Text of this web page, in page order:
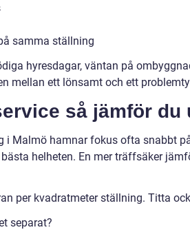
samma ställning
hyresdagar, väntan på
mellan ett lönsamt och ett
så jämför du
i Malmö hamnar fokus ofta snabbt
helheten. En mer träffsäker
per kvadratmeter ställning. Titta
separat?